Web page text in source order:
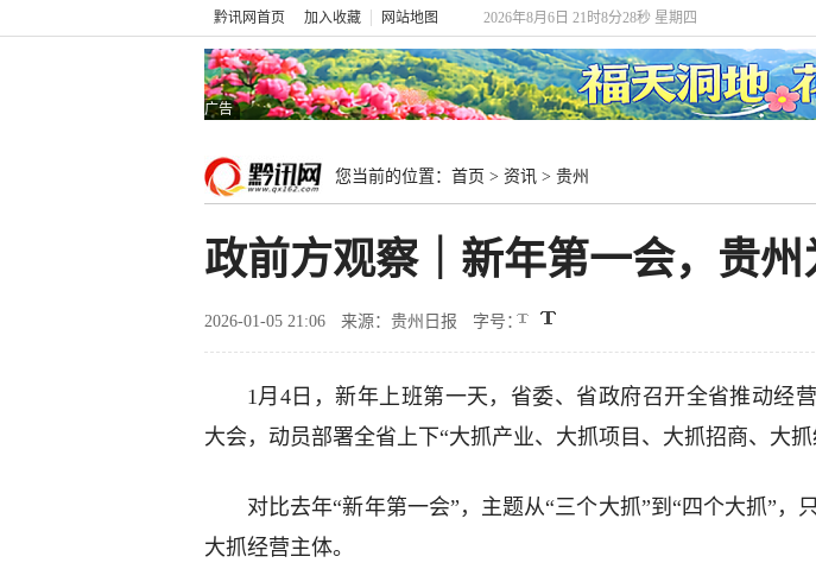
黔讯网首页 加入收藏 网站地图 2026年8月6日 21时8分29秒 星期四
广告
您当前的位置： 首页 > 资讯 > 贵州
政前方观察｜新年第一会，贵州
2026-01-05 21:06 来源：贵州日报 字号：
1月4日，新年上班第一天，省委、省政府召开全省推动经
大会，动员部署全省上下“大抓产业、大抓项目、大抓招商、大抓
对比去年“新年第一会”，主题从“三个大抓”到“四个大抓”
大抓经营主体。